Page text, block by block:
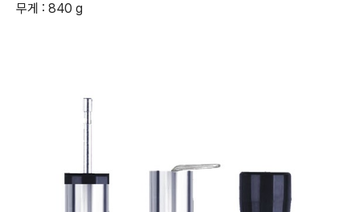
무게 : 840 g